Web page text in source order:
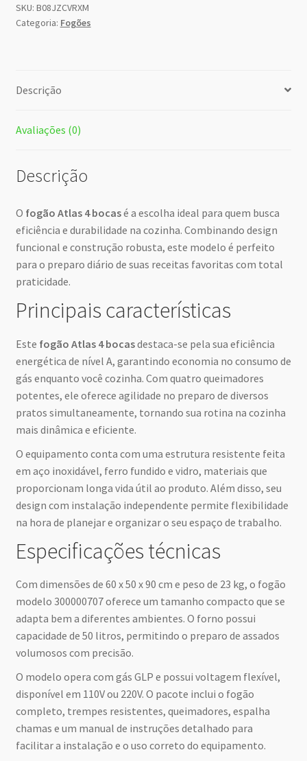
SKU: B08JZCVRXM
Categoria: Fogões
Descrição
Avaliações (0)
Descrição
O fogão Atlas 4 bocasé a escolha ideal para quem busca
eficiência e durabilidade na cozinha. Combinando design
funcional e construção robusta, este modelo é perfeito
para o preparo diário de suas receitas favoritas com total
praticidade.
Principais características
Este fogão Atlas 4 bocasdestaca-se pela sua eficiência
energética de nível A, garantindo economia no consumo de
gás enquanto você cozinha. Com quatro queimadores
potentes, ele oferece agilidade no preparo de diversos
pratos simultaneamente, tornando sua rotina na cozinha
mais dinâmica e eficiente.
O equipamento conta com uma estrutura resistente feita
em aço inoxidável, ferro fundido e vidro, materiais que
proporcionam longa vida útil ao produto. Além disso, seu
design com instalação independente permite flexibilidade
na hora de planejar e organizar o seu espaço de trabalho.
Especificações técnicas
Com dimensões de 60 x 50 x 90 cm e peso de 23 kg, o fogão
modelo 300000707 oferece um tamanho compacto que se
adapta bem a diferentes ambientes. O forno possui
capacidade de 50 litros, permitindo o preparo de assados
volumosos com precisão.
O modelo opera com gás GLP e possui voltagem flexível,
disponível em 110V ou 220V. O pacote inclui o fogão
completo, trempes resistentes, queimadores, espalha
chamas e um manual de instruções detalhado para
facilitar a instalação e o uso correto do equipamento.